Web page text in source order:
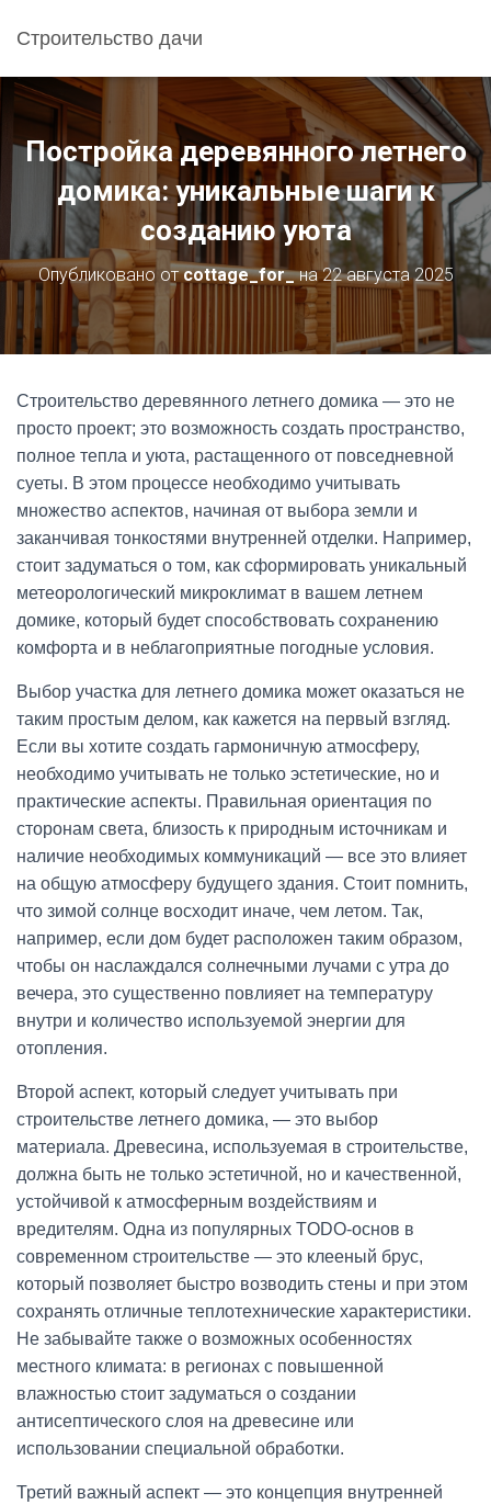
Строительство дачи
Постройка деревянного летнего
домика: уникальные шаги к
созданию уюта
Опубликовано отcottage_for_на22 августа 2025
Строительство деревянного летнего домика — это не
просто проект; это возможность создать пространство,
полное тепла и уюта, растащенного от повседневной
суеты. В этом процессе необходимо учитывать
множество аспектов, начиная от выбора земли и
заканчивая тонкостями внутренней отделки. Например,
стоит задуматься о том, как сформировать уникальный
метеорологический микроклимат в вашем летнем
домике, который будет способствовать сохранению
комфорта и в неблагоприятные погодные условия.
Выбор участка для летнего домика может оказаться не
таким простым делом, как кажется на первый взгляд.
Если вы хотите создать гармоничную атмосферу,
необходимо учитывать не только эстетические, но и
практические аспекты. Правильная ориентация по
сторонам света, близость к природным источникам и
наличие необходимых коммуникаций — все это влияет
на общую атмосферу будущего здания. Стоит помнить,
что зимой солнце восходит иначе, чем летом. Так,
например, если дом будет расположен таким образом,
чтобы он наслаждался солнечными лучами с утра до
вечера, это существенно повлияет на температуру
внутри и количество используемой энергии для
отопления.
Второй аспект, который следует учитывать при
строительстве летнего домика, — это выбор
материала. Древесина, используемая в строительстве,
должна быть не только эстетичной, но и качественной,
устойчивой к атмосферным воздействиям и
вредителям. Одна из популярных TODO-основ в
современном строительстве — это клееный брус,
который позволяет быстро возводить стены и при этом
сохранять отличные теплотехнические характеристики.
Не забывайте также о возможных особенностях
местного климата: в регионах с повышенной
влажностью стоит задуматься о создании
антисептического слоя на древесине или
использовании специальной обработки.
Третий важный аспект — это концепция внутренней